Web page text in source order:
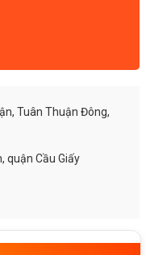
Tuân Thuận Đông,
quận Cầu Giấy